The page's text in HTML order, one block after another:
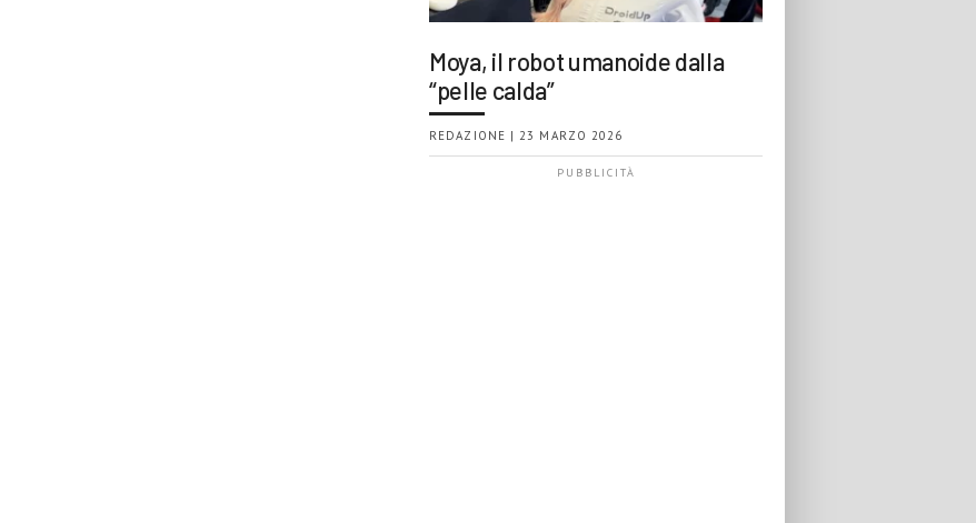
Moya, il robot umanoide dalla
“pelle calda”
REDAZIONE | 23 MARZO 2026